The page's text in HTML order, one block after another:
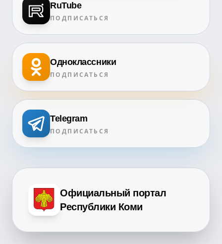
RuTube
ПОДПИСАТЬСЯ
Одноклассники
ПОДПИСАТЬСЯ
Telegram
ПОДПИСАТЬСЯ
Официальный портал
Республики Коми